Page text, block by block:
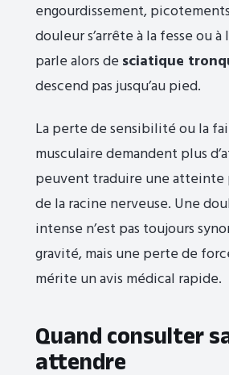
engourdissement,
douleur s’arrête à la fesse ou à
parle alors de sciatique
descend pas jusqu’au pied.
La perte de sensibilité ou la
musculaire demandent plus
peuvent traduire une atteinte
de la racine nerveuse. Une
intense n’est pas toujours
gravité, mais une perte de
mérite un avis médical rapide.
Quand consulter
attendre